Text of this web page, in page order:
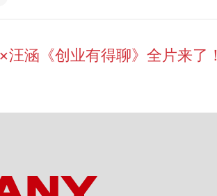
汪涵《创业有得聊》全片来了！